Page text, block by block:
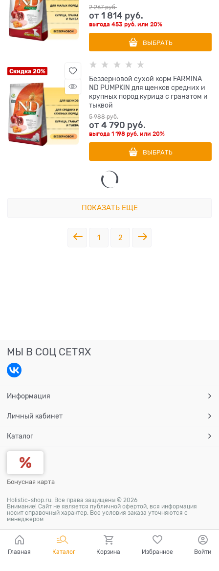
2 267 руб.
от1 814 руб.
выгода453 руб. или20%
ВЫБРАТЬ
Скидка 20%
Беззерновой cухой корм FARMINA
ND PUMPKIN для щенков средних и
крупных пород курица с гранатом и
тыквой
5 988 руб.
от4 790 руб.
выгода1 198 руб. или20%
ВЫБРАТЬ
ПОКАЗАТЬ ЕЩЕ
1 2
МЫ В СОЦ СЕТЯХ
Информация
Личный кабинет
Каталог
Бонусная карта
Holistic-shop.ru. Все права защищены © 2026
Внимание! Сайт не является публичной офертой, вся информация
носит справочный характер. Все условия заказа уточняются с
менеджером
Главная Каталог Корзина Избранное Войти